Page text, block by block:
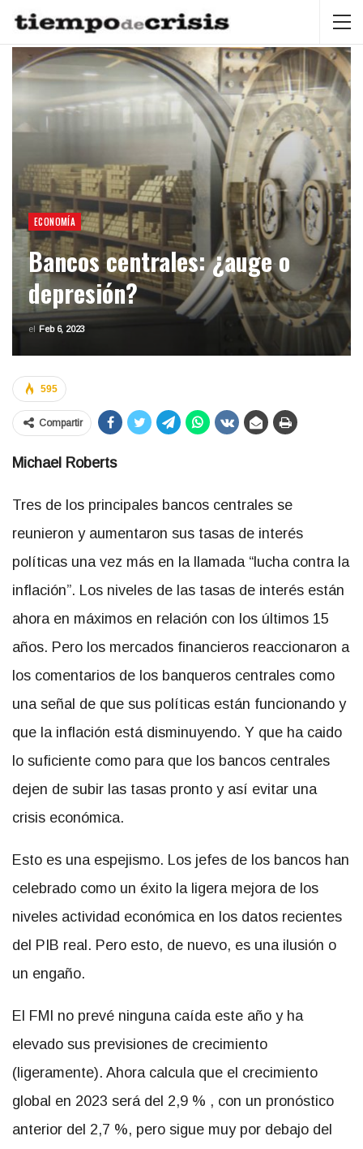
ECONOMÍA
Bancos centrales: ¿auge o
depresión?
el Feb 6, 2023
595
Compartir
Michael Roberts
Tres de los principales bancos centrales se
reunieron y aumentaron sus tasas de interés
políticas una vez más en la llamada “lucha contra la
inflación”. Los niveles de las tasas de interés están
ahora en máximos en relación con los últimos 15
años. Pero los mercados financieros reaccionaron a
los comentarios de los banqueros centrales como
una señal de que sus políticas están funcionando y
que la inflación está disminuyendo. Y que ha caido
lo suficiente como para que los bancos centrales
dejen de subir las tasas pronto y así evitar una
crisis económica.
Esto es una espejismo. Los jefes de los bancos han
celebrado como un éxito la ligera mejora de los
niveles actividad económica en los datos recientes
del PIB real. Pero esto, de nuevo, es una ilusión o
un engaño.
El FMI no prevé ninguna caída este año y ha
elevado sus previsiones de crecimiento
(ligeramente). Ahora calcula que el crecimiento
global en 2023 será del 2,9 % , con un pronóstico
anterior del 2,7 %, pero sigue muy por debajo del